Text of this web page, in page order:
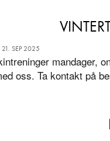
21. SEP 2025
mandager,
oss. Ta kontakt på